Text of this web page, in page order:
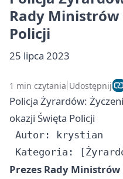
Rady Ministrów
Policji
25 lipca 2023
1 min czytania Udostępnij
Policja Żyrardów:
okazji Święta Policji
Autor: krystian
Prezes Rady